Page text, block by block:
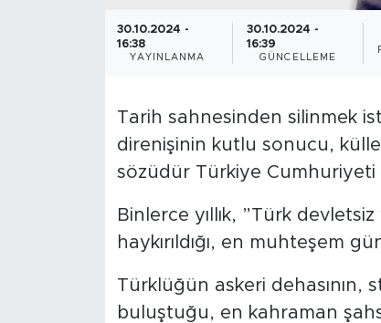
30.10.2024 -
16:38
YAYINLANMA
30.10.2024 -
16:39
GÜNCELLEME
Tarih sahnesinden silinmek
direnişinin kutlu sonucu,
sözüdür Türkiye Cumhuriyeti
Binlerce yıllık, ”Türk
haykırıldığı, en muhteşem
Türklüğün askeri dehasının,
buluştuğu, en kahraman